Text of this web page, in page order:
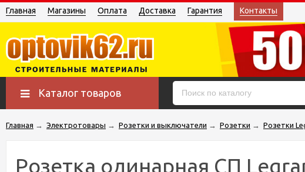
Главная Магазины Оплата Доставка Гарантия Контакты
Каталог товаров
Главная → Электротовары → Розетки и выключатели → Розетки → Розетки
Розетка одинарная СП